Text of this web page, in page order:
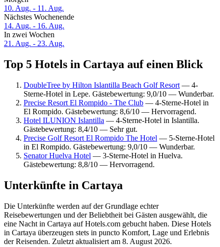
10. Aug. - 11. Aug.
Nächstes Wochenende
14. Aug. - 16. Aug.
In zwei Wochen
21. Aug. - 23. Aug.
Top 5 Hotels in Cartaya auf einen Blick
DoubleTree by Hilton Islantilla Beach Golf Resort — 4-
Sterne-Hotel in Lepe. Gästebewertung: 9,0/10 — Wunderbar.
Precise Resort El Rompido - The Club — 4-Sterne-Hotel in
El Rompido. Gästebewertung: 8,6/10 — Hervorragend.
Hotel ILUNION Islantilla — 4-Sterne-Hotel in Islantilla.
Gästebewertung: 8,4/10 — Sehr gut.
Precise Golf Resort El Rompido The Hotel — 5-Sterne-Hotel
in El Rompido. Gästebewertung: 9,0/10 — Wunderbar.
Senator Huelva Hotel — 3-Sterne-Hotel in Huelva.
Gästebewertung: 8,8/10 — Hervorragend.
Unterkünfte in Cartaya
Die Unterkünfte werden auf der Grundlage echter
Reisebewertungen und der Beliebtheit bei Gästen ausgewählt, die
eine Nacht in Cartaya auf Hotels.com gebucht haben. Diese Hotels
in Cartaya überzeugen stets in puncto Komfort, Lage und Erlebnis
der Reisenden. Zuletzt aktualisiert am 8. August 2026.